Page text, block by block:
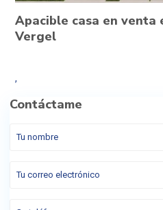
Apacible casa en venta
Vergel
,
Contáctame